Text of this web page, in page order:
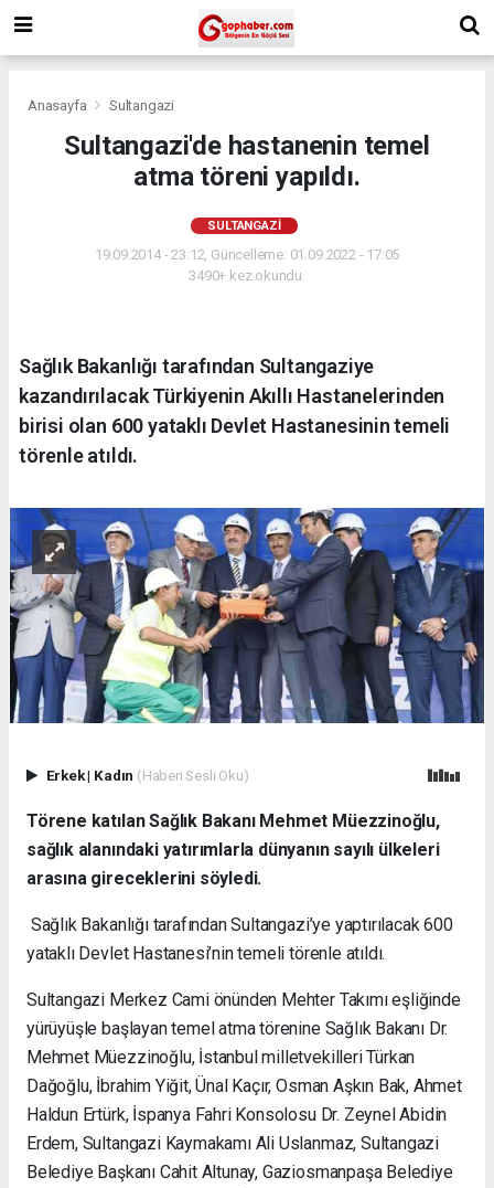
Anasayfa Sultangazi
Sultangazi'de hastanenin temel
atma töreni yapıldı.
SULTANGAZI
19.09.2014 - 23:12, Güncelleme: 01.09.2022 - 17:05
3490+ kez okundu.
Sağlık Bakanlığı tarafından Sultangaziye
kazandırılacak Türkiyenin Akıllı Hastanelerinden
birisi olan 600 yataklı Devlet Hastanesinin temeli
törenle atıldı.
Erkek| Kadın (Haberi Sesli Oku)
Törene katılan Sağlık Bakanı Mehmet Müezzinoğlu,
sağlık alanındaki yatırımlarla dünyanın sayılı ülkeleri
arasına gireceklerini söyledi.
Sağlık Bakanlığı tarafından Sultangazi’ye yaptırılacak 600
yataklı Devlet Hastanesi’nin temeli törenle atıldı.
Sultangazi Merkez Cami önünden Mehter Takımı eşliğinde
yürüyüşle başlayan temel atma törenine Sağlık Bakanı Dr.
Mehmet Müezzinoğlu, İstanbul milletvekilleri Türkan
Dağoğlu, İbrahim Yiğit, Ünal Kaçır, Osman Aşkın Bak, Ahmet
Haldun Ertürk, İspanya Fahri Konsolosu Dr. Zeynel Abidin
Erdem, Sultangazi Kaymakamı Ali Uslanmaz, Sultangazi
Belediye Başkanı Cahit Altunay, Gaziosmanpaşa Belediye